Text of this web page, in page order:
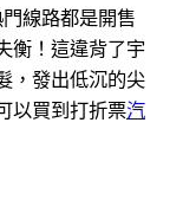
線路都是開售
衡！這違背了宇
，發出低沉的尖
以買到打折票汽